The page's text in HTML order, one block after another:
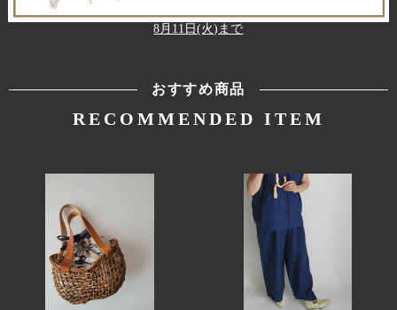
8月11日(火)まで
おすすめ商品
RECOMMENDED ITEM